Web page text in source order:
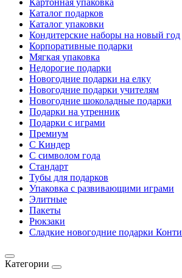
Каталог подарков
Каталог упаковки
Кондитерские наборы на новый год
Корпоративные подарки
Мягкая упаковка
Недорогие подарки
Новогодние подарки на елку
Новогодние подарки учителям
Новогодние шоколадные подарки
Подарки на утренник
Подарки с играми
Премиум
С Киндер
С символом года
Стандарт
Тубы для подарков
Упаковка с развивающими играми
Элитные
Пакеты
Рюкзаки
Сладкие новогодние подарки Конти
Категории